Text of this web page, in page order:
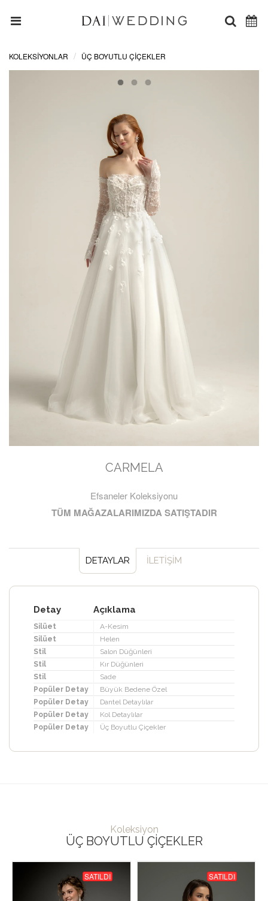
KOLEKSİYONLAR ÜÇ BOYUTLU ÇIÇEKLER
CARMELA
Efsaneler Koleksiyonu
TÜM MAĞAZALARIMIZDA SATIŞTADIR
DETAYLAR İLETİŞİM
Detay Açıklama
Silüet
A-Kesim
Silüet
Helen
Stil
Salon Düğünleri
Stil
Kır Düğünleri
Stil
Sade
Popüler Detay
Büyük Bedene Özel
Popüler Detay
Dantel Detaylılar
Popüler Detay
Kol Detaylılar
Popüler Detay
Üç Boyutlu Çiçekler
Koleksiyon
ÜÇ BOYUTLU ÇIÇEKLER
SATILDI SATILDI